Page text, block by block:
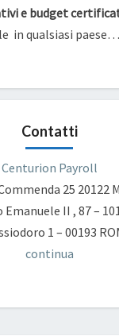
e budget
in qualsiasi paese…
Contatti
Centurion Payroll
25 20122
II , 87 –
1 – 00193
continua